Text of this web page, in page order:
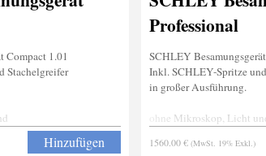
Compact 1.01
Stachelgreifer
Hinzufügen
Professional
SCHLEY
Inkl. SCHLEY-Spritze
in großer Ausführung.
ohne Mikroskop, Licht
1560.00 € (MwSt. 19% Exkl.)